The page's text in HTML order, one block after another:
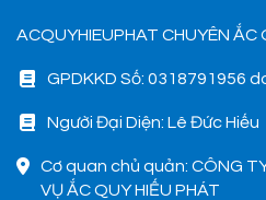
ACQUYHIEUPHAT CHUYÊN ẮC
GPDKKD Số: 0318791956
Người Đại Diện: Lê Đức Hiếu
Cơ quan chủ quản: CÔNG
VỤ ẮC QUY HIẾU PHÁT